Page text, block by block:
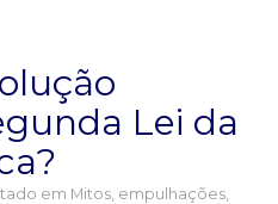
Lei da
em Mitos, empulhações,